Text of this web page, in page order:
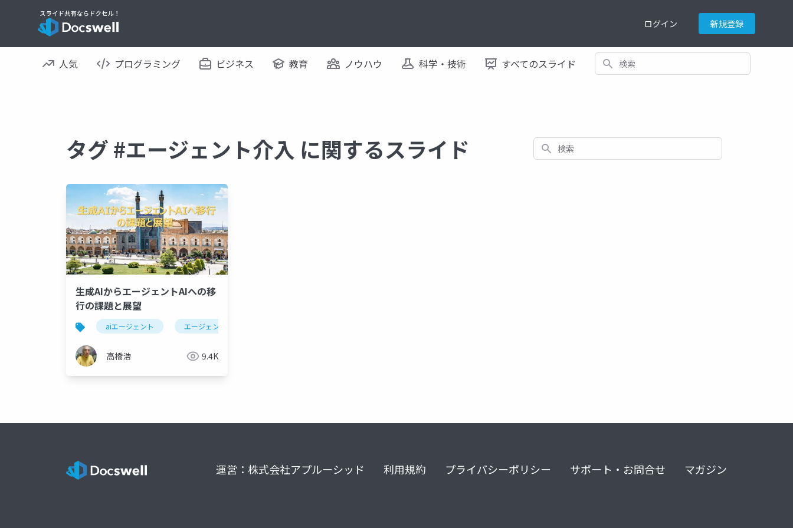
ログイン 新規登録
人気 プログラミング ビジネス 教育 ノウハウ 科学・技術 すべてのスライド 検索
タグ #エージェント介入 に関するスライド 検索
生成AIからエージェントAIへの移
行の課題と展望
aiエージェント エージェントai
高橋浩 9.4K
運営：株式会社アプルーシッド 利用規約 プライバシーポリシー サポート・お問合せ マガジン